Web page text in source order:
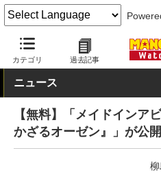
カテゴリ 過去記事
MANGA Watch Web/アプリ
ニュース
【無料】「メイドインア
かざるオーゼン』」が公開